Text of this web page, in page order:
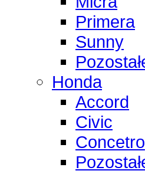
Primera
Sunny
Honda
Accord
Civic
Concetro